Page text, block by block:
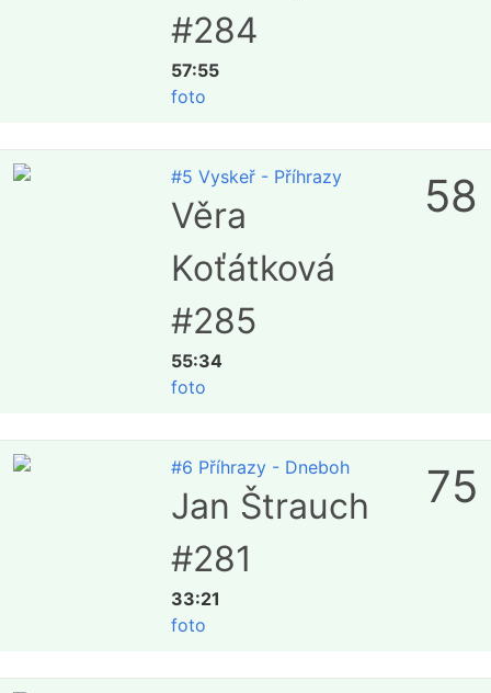
#284
57:55
foto
#5 Vyskeř - Příhrazy
Věra
Koťátková
#285
55:34
foto
58
#6 Příhrazy - Dneboh
Jan Štrauch
#281
33:21
foto
75